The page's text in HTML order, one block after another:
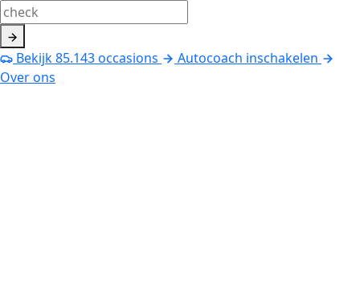
Bekijk85.143occasions
Autocoach inschakelen
Over ons